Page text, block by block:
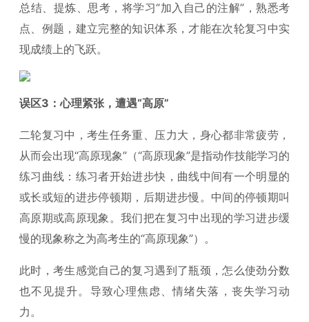
总结、提炼、思考，将学习“加入自己的注解”，熟悉考
点、例题，建立完整的知识体系，才能在次轮复习中实
现成绩上的飞跃。
误区3：心理紧张，遭遇“高原”
二轮复习中，考生任务重、压力大，身心都非常疲劳，
从而会出现“高原现象”（“高原现象”是指动作技能学习的
练习曲线：练习者开始进步快，曲线中间有一个明显的
或长或短的进步停顿期，后期进步慢。中间的停顿期叫
高原期或高原现象。我们把在复习中出现的学习进步缓
慢的现象称之为高考生的“高原现象”）。
此时，考生感觉自己的复习遇到了瓶颈，怎么使劲分数
也不见提升。导致心理焦虑、情绪失落，丧失学习动
力。